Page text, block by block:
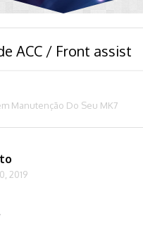
ACC / Front assist
Manutenção Do Seu MK7
2019